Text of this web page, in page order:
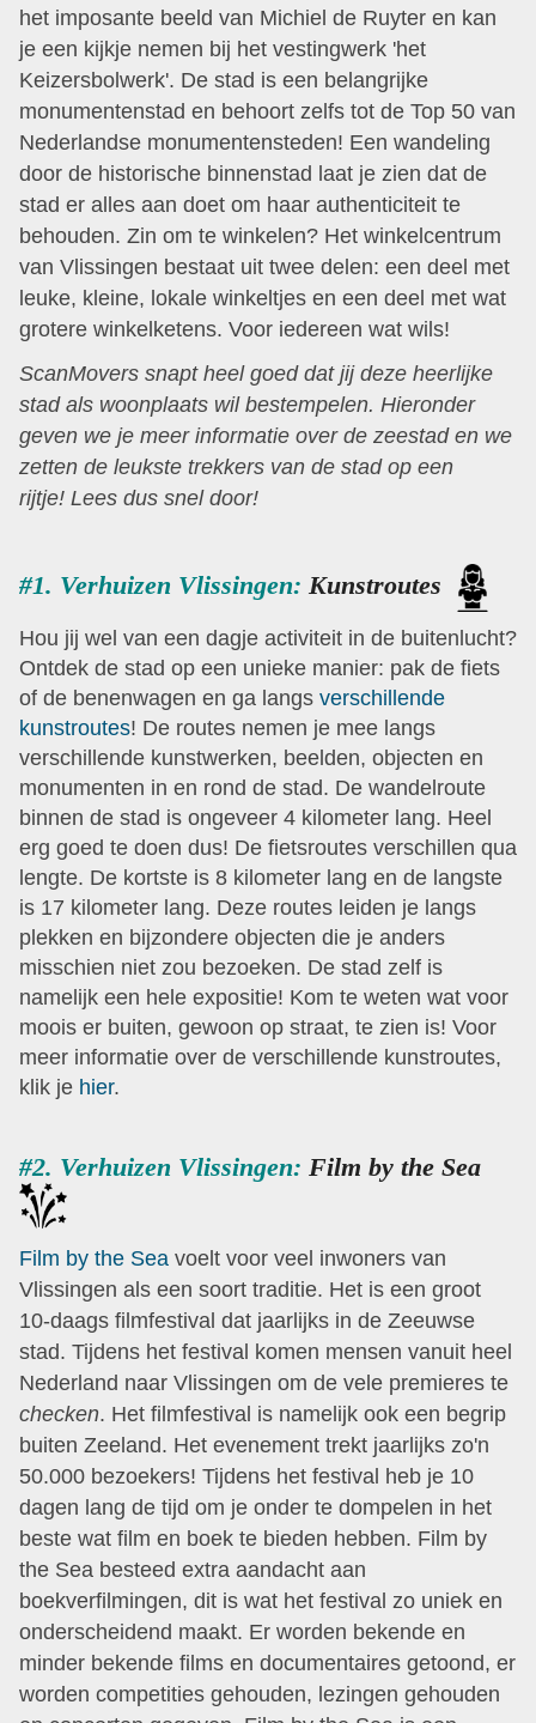
het imposante beeld van Michiel de Ruyter en kan
je een kijkje nemen bij het vestingwerk 'het
Keizersbolwerk'. De stad is een belangrijke
monumentenstad en behoort zelfs tot de Top 50 van
Nederlandse monumentensteden! Een wandeling
door de historische binnenstad laat je zien dat de
stad er alles aan doet om haar authenticiteit te
behouden. Zin om te winkelen? Het winkelcentrum
van Vlissingen bestaat uit twee delen: een deel met
leuke, kleine, lokale winkeltjes en een deel met wat
grotere winkelketens. Voor iedereen wat wils!
ScanMovers snapt heel goed dat jij deze heerlijke
stad als woonplaats wil bestempelen. Hieronder
geven we je meer informatie over de zeestad en we
zetten de leukste trekkers van de stad op een
rijtje! Lees dus snel door!
#1. Verhuizen Vlissingen: Kunstroutes
Hou jij wel van een dagje activiteit in de buitenlucht?
Ontdek de stad op een unieke manier: pak de fiets
of de benenwagen en ga langs verschillende
kunstroutes! De routes nemen je mee langs
verschillende kunstwerken, beelden, objecten en
monumenten in en rond de stad. De wandelroute
binnen de stad is ongeveer 4 kilometer lang. Heel
erg goed te doen dus! De fietsroutes verschillen qua
lengte. De kortste is 8 kilometer lang en de langste
is 17 kilometer lang. Deze routes leiden je langs
plekken en bijzondere objecten die je anders
misschien niet zou bezoeken. De stad zelf is
namelijk een hele expositie! Kom te weten wat voor
moois er buiten, gewoon op straat, te zien is! Voor
meer informatie over de verschillende kunstroutes,
klik je hier.
#2. Verhuizen Vlissingen: Film by the Sea
Film by the Sea voelt voor veel inwoners van
Vlissingen als een soort traditie. Het is een groot
10-daags filmfestival dat jaarlijks in de Zeeuwse
stad. Tijdens het festival komen mensen vanuit heel
Nederland naar Vlissingen om de vele premieres te
checken. Het filmfestival is namelijk ook een begrip
buiten Zeeland. Het evenement trekt jaarlijks zo'n
50.000 bezoekers! Tijdens het festival heb je 10
dagen lang de tijd om je onder te dompelen in het
beste wat film en boek te bieden hebben. Film by
the Sea besteed extra aandacht aan
boekverfilmingen, dit is wat het festival zo uniek en
onderscheidend maakt. Er worden bekende en
minder bekende films en documentaires getoond, er
worden competities gehouden, lezingen gehouden